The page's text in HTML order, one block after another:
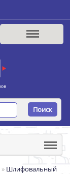
Поиск
» Шлифовальный